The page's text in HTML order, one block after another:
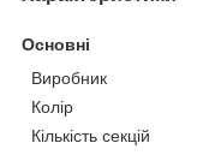
Основні
Виробник
Колір
Кількість секцій